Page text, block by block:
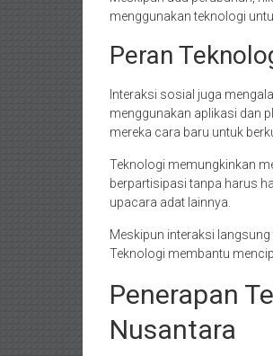
menggunakan teknologi
Peran
Interaksi sosial juga
menggunakan aplikasi dan
mereka cara baru untuk
Teknologi memungkinkan
berpartisipasi tanpa harus
upacara adat lainnya.
Meskipun interaksi
Teknologi membantu
Penerapan
Nusantara